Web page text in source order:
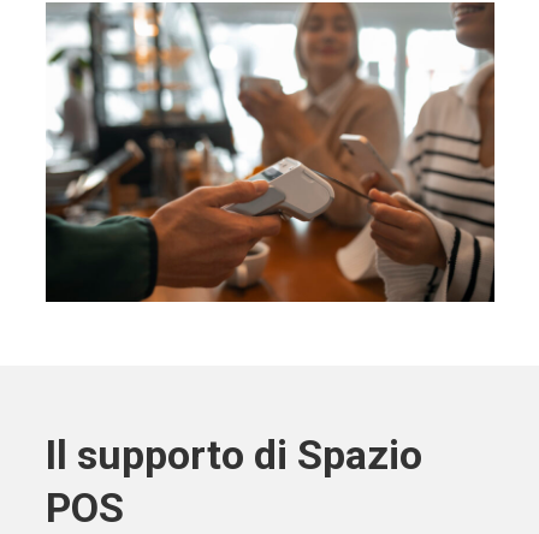
Il supporto di Spazio
POS